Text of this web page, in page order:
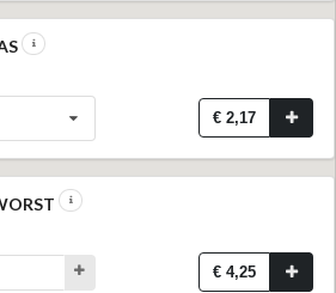
€ 2,17
€ 4,25